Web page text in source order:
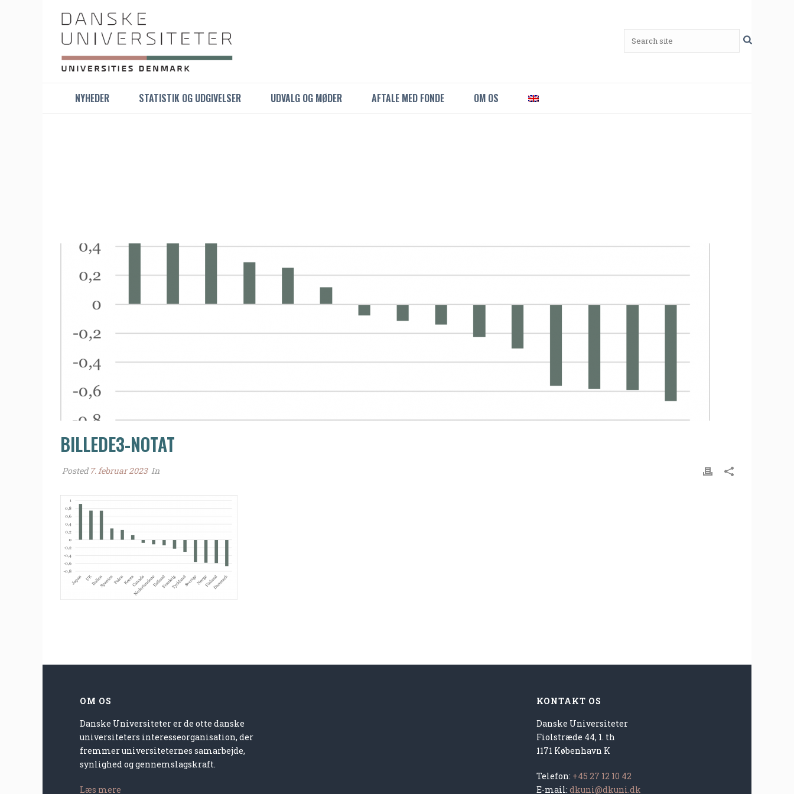
NYHEDER STATISTIK OG UDGIVELSER UDVALG OG MØDER AFTALE MED FONDE OM OS
BILLEDE3-NOTAT
Posted7. februar 2023 In
OM OS
Danske Universiteter er de otte danske
universiteters interesseorganisation, der
fremmer universiteternes samarbejde,
synlighed og gennemslagskraft.
Læs mere
KONTAKT OS
Danske Universiteter
Fiolstræde 44, 1. th
1171 København K
Telefon: +45 27 12 10 42
E-mail:dkuni@dkuni.dk